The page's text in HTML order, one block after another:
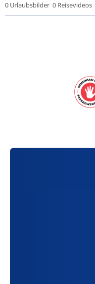
0 Urlaubsbilder 0 Reisevideos